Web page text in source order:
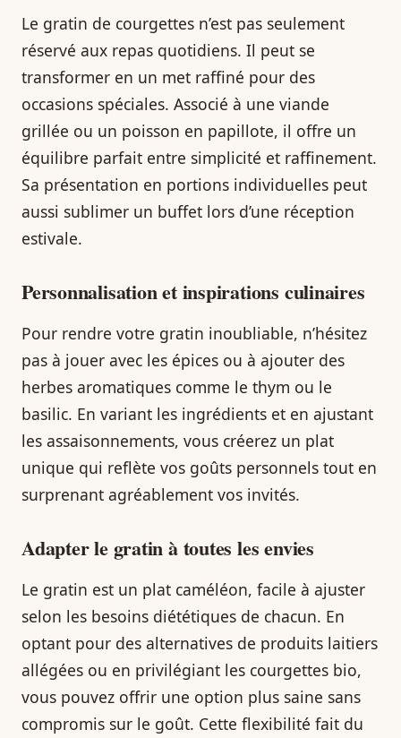
Le gratin de courgettes n’est pas seulement
réservé aux repas quotidiens. Il peut se
transformer en un met raffiné pour des
occasions spéciales. Associé à une viande
grillée ou un poisson en papillote, il offre un
équilibre parfait entre simplicité et raffinement.
Sa présentation en portions individuelles peut
aussi sublimer un buffet lors d’une réception
estivale.
Personnalisation et inspirations culinaires
Pour rendre votre gratin inoubliable, n’hésitez
pas à jouer avec les épices ou à ajouter des
herbes aromatiques comme le thym ou le
basilic. En variant les ingrédients et en ajustant
les assaisonnements, vous créerez un plat
unique qui reflète vos goûts personnels tout en
surprenant agréablement vos invités.
Adapter le gratin à toutes les envies
Le gratin est un plat caméléon, facile à ajuster
selon les besoins diététiques de chacun. En
optant pour des alternatives de produits laitiers
allégées ou en privilégiant les courgettes bio,
vous pouvez offrir une option plus saine sans
compromis sur le goût. Cette flexibilité fait du